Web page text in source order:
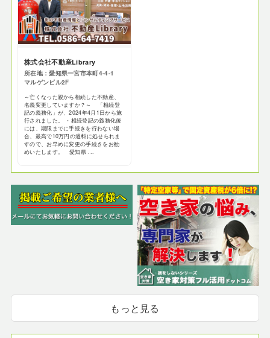
株式会社不動産Library
所在地：愛知県一宮市本町4-4-1
マルゲンビル2F
～亡くなった親から相続した不動産、
名義変更していますか？～ 「相続登
記の義務化」が、2024年4月1日から施
行されました。 ・相続登記の義務化後
には、期限までに手続きを行わない場
合、最高で10万円の過料に処せられま
すので、お早めに変更の手続きをお勧
めいたします。 愛知県 ...
もっと見る